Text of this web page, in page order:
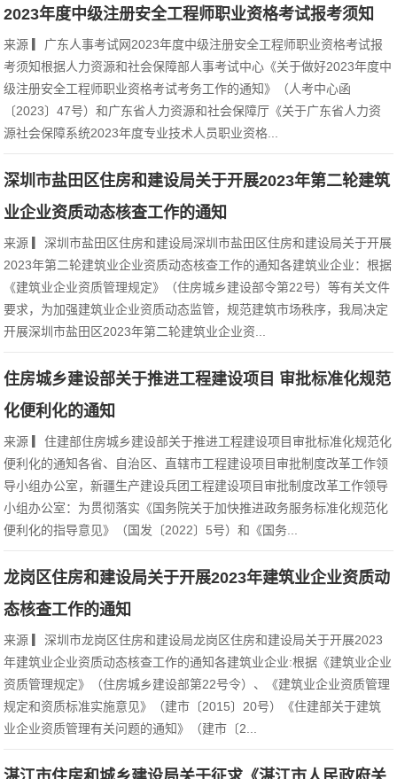
2023年度中级注册安全工程师职业资格考试报考须知
来源 ▎广东人事考试网2023年度中级注册安全工程师职业资格考试报
考须知根据人力资源和社会保障部人事考试中心《关于做好2023年度中
级注册安全工程师职业资格考试考务工作的通知》（人考中心函
〔2023〕47号）和广东省人力资源和社会保障厅《关于广东省人力资
源社会保障系统2023年度专业技术人员职业资格...
深圳市盐田区住房和建设局关于开展2023年第二轮建筑
业企业资质动态核查工作的通知
来源 ▎深圳市盐田区住房和建设局深圳市盐田区住房和建设局关于开展
2023年第二轮建筑业企业资质动态核查工作的通知各建筑业企业：根据
《建筑业企业资质管理规定》（住房城乡建设部令第22号）等有关文件
要求，为加强建筑业企业资质动态监管，规范建筑市场秩序，我局决定
开展深圳市盐田区2023年第二轮建筑业企业资...
住房城乡建设部关于推进工程建设项目 审批标准化规范
化便利化的通知
来源 ▎住建部住房城乡建设部关于推进工程建设项目审批标准化规范化
便利化的通知各省、自治区、直辖市工程建设项目审批制度改革工作领
导小组办公室，新疆生产建设兵团工程建设项目审批制度改革工作领导
小组办公室：为贯彻落实《国务院关于加快推进政务服务标准化规范化
便利化的指导意见》（国发〔2022〕5号）和《国务...
龙岗区住房和建设局关于开展2023年建筑业企业资质动
态核查工作的通知
来源 ▎深圳市龙岗区住房和建设局龙岗区住房和建设局关于开展2023
年建筑业企业资质动态核查工作的通知各建筑业企业:根据《建筑业企业
资质管理规定》（住房城乡建设部第22号令）、《建筑业企业资质管理
规定和资质标准实施意见》（建市〔2015〕20号）《住建部关于建筑
业企业资质管理有关问题的通知》（建市〔2...